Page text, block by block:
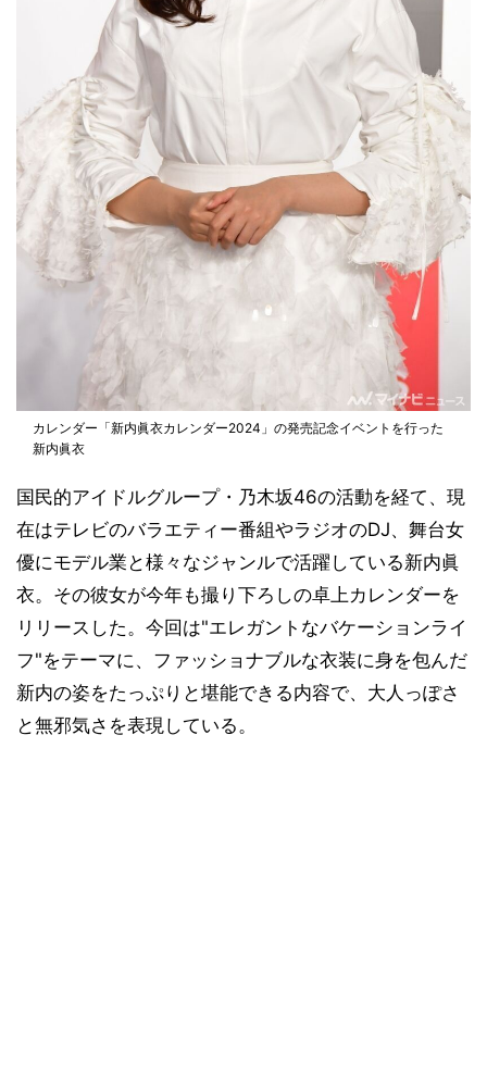
カレンダー「新内眞衣カレンダー2024」の発売記念イベントを行った
新内眞衣
国民的アイドルグループ・乃木坂46の活動を経て、現
在はテレビのバラエティー番組やラジオのDJ、舞台女
優にモデル業と様々なジャンルで活躍している新内眞
衣。その彼女が今年も撮り下ろしの卓上カレンダーを
リリースした。今回は"エレガントなバケーションライ
フ"をテーマに、ファッショナブルな衣装に身を包んだ
新内の姿をたっぷりと堪能できる内容で、大人っぽさ
と無邪気さを表現している。